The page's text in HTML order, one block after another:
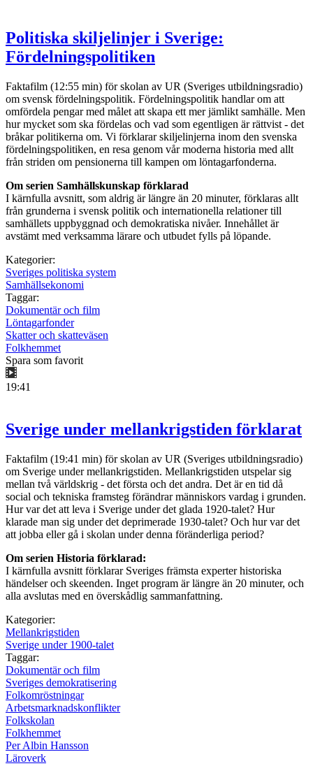
Politiska skiljelinjer i Sverige:
Fördelningspolitiken
Faktafilm (12:55 min) för skolan av UR (Sveriges utbildningsradio)
om svensk fördelningspolitik. Fördelningspolitik handlar om att
omfördela pengar med målet att skapa ett mer jämlikt samhälle. Men
hur mycket som ska fördelas och vad som egentligen är rättvist - det
bråkar politikerna om. Vi förklarar skiljelinjerna inom den svenska
fördelningspolitiken, en resa genom vår moderna historia med allt
från striden om pensionerna till kampen om löntagarfonderna.
Om serien Samhällskunskap förklarad
I kärnfulla avsnitt, som aldrig är längre än 20 minuter, förklaras allt
från grunderna i svensk politik och internationella relationer till
samhällets uppbyggnad och demokratiska nivåer. Innehållet är
avstämt med verksamma lärare och utbudet fylls på löpande.
Kategorier:
Sveriges politiska system
Samhällsekonomi
Taggar:
Dokumentär och film
Löntagarfonder
Skatter och skatteväsen
Folkhemmet
Spara som favorit
19:41
Sverige under mellankrigstiden förklarat
Faktafilm (19:41 min) för skolan av UR (Sveriges utbildningsradio)
om Sverige under mellankrigstiden. Mellankrigstiden utspelar sig
mellan två världskrig - det första och det andra. Det är en tid då
social och tekniska framsteg förändrar människors vardag i grunden.
Hur var det att leva i Sverige under det glada 1920-talet? Hur
klarade man sig under det deprimerade 1930-talet? Och hur var det
att jobba eller gå i skolan under denna föränderliga period?
Om serien Historia förklarad:
I kärnfulla avsnitt förklarar Sveriges främsta experter historiska
händelser och skeenden. Inget program är längre än 20 minuter, och
alla avslutas med en överskådlig sammanfattning.
Kategorier:
Mellankrigstiden
Sverige under 1900-talet
Taggar:
Dokumentär och film
Sveriges demokratisering
Folkomröstningar
Arbetsmarknadskonflikter
Folkskolan
Folkhemmet
Per Albin Hansson
Läroverk